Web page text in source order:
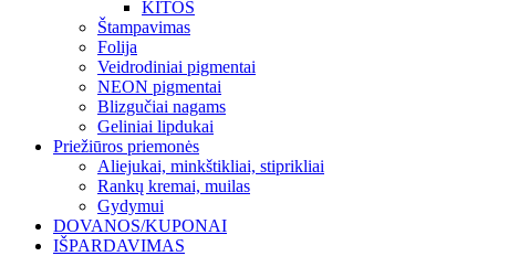
KITOS
Štampavimas
Folija
Veidrodiniai pigmentai
NEON pigmentai
Blizgučiai nagams
Geliniai lipdukai
Priežiūros priemonės
Aliejukai, minkštikliai, stiprikliai
Rankų kremai, muilas
Gydymui
DOVANOS/KUPONAI
IŠPARDAVIMAS